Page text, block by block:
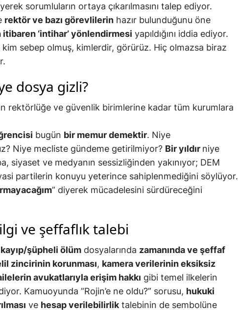
sorumluların ortaya çıkarılmasını talep ediyor.
rektör ve bazı görevlilerin hazır bulunduğunu öne
itibaren ‘intihar’ yönlendirmesi yapıldığını iddia ediyor.
kim sebep olmuş, kimlerdir, görürüz. Hiç olmazsa biraz
dosya gizli?
rektörlüğe ve güvenlik birimlerine kadar tüm kurumlara
bugün bir memur demektir. Niye
Niye mecliste gündeme getirilmiyor? Bir yıldır niye
siyaset ve medyanın sessizliğinden yakınıyor; DEM
partilerin konuyu yeterince sahiplenmediğini söylüyor.
” diyerek mücadelesini sürdüreceğini
ve şeffaflık talebi
kayıp/şüpheli ölüm dosyalarında zamanında ve şeffaf
zincirinin korunması, kamera verilerinin eksiksiz
avukatlarıyla erişim hakkı gibi temel ilkelerin
Kamuoyunda “Rojin’e ne oldu?” sorusu, hukuki
ve hesap verilebilirlik talebinin de sembolüne